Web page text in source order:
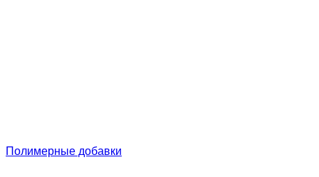
Полимерные добавки